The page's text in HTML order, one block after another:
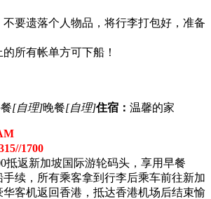
不要遗落个人物品，将行李打包好，准备
所有帐单方可下船！
[自理]晚餐[自理]住宿： 温馨的家
1700
抵返新加坡国际游轮码头，享用早餐
手续，所有乘客拿到行李后乘车前往新加
客机返回香港，抵达香港机场后结束愉